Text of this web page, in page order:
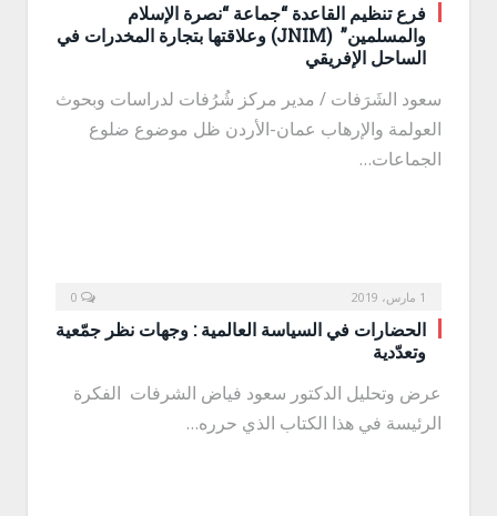
فرع تنظيم القاعدة “جماعة “نصرة الإسلام
والمسلمين” (JNIM) وعلاقتها بتجارة المخدرات في
الساحل الإفريقي
سعود الشَرَفات / مدير مركز شُرُفات لدراسات وبحوث
العولمة والإرهاب عمان-الأردن ظل موضوع ضلوع
الجماعات…
1 مارس، 2019
الحضارات في السياسة العالمية : وجهات نظر جمّعية
وتعدّدية
عرض وتحليل الدكتور سعود فياض الشرفات الفكرة
الرئيسة في هذا الكتاب الذي حرره…